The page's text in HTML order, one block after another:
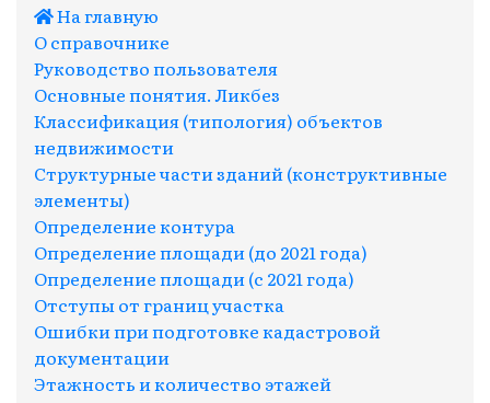
На главную
О справочнике
Руководство пользователя
Основные понятия. Ликбез
Классификация (типология) объектов
недвижимости
Структурные части зданий (конструктивные
элементы)
Определение контура
Определение площади (до 2021 года)
Определение площади (с 2021 года)
Отступы от границ участка
Ошибки при подготовке кадастровой
документации
Этажность и количество этажей